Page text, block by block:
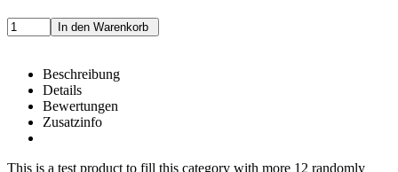
Beschreibung
Details
Bewertungen
Zusatzinfo
This is a test product to fill this category with more 12 randomly